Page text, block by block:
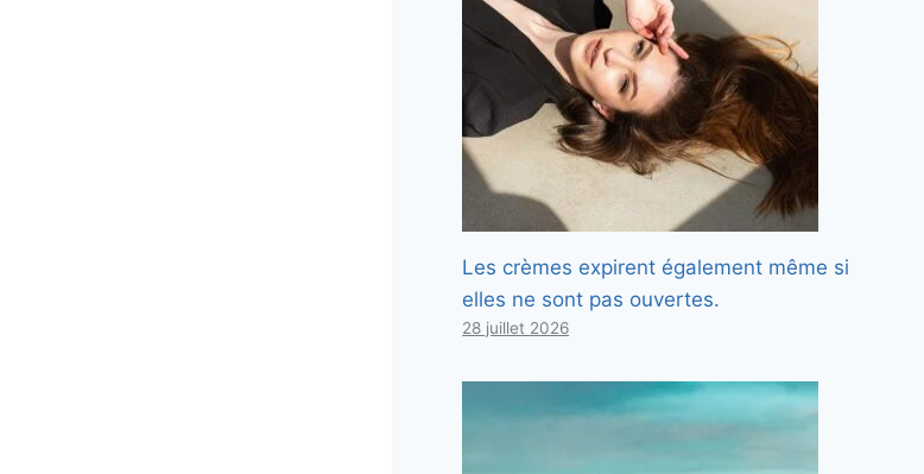
Les crèmes expirent également même si
elles ne sont pas ouvertes.
28 juillet 2026